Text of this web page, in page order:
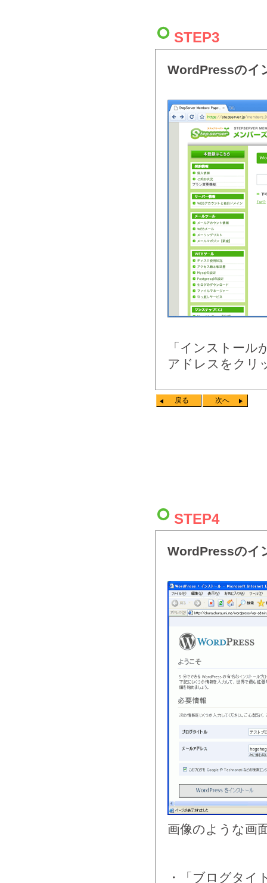
STEP3
WordPressのイ
「インストー
アドレスをクリ
戻る 次へ
STEP4
WordPressのイ
画像のような画
・「ブログタイ